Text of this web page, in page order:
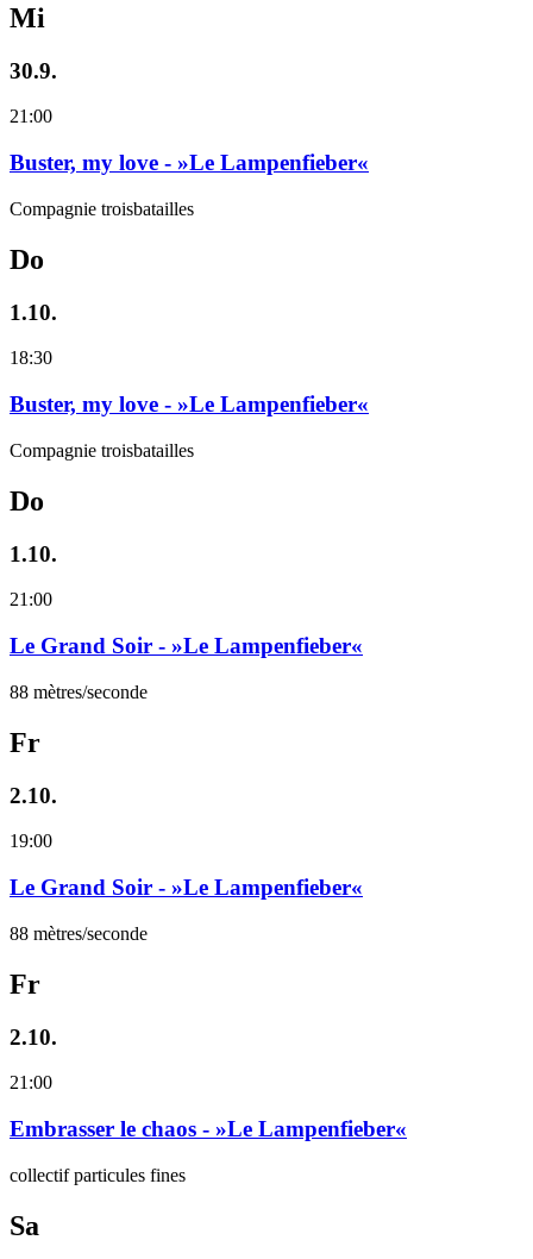
Mi
30.9.
21:00
Buster, my love - »Le Lampenfieber«
Compagnie troisbatailles
Do
1.10.
18:30
Buster, my love - »Le Lampenfieber«
Compagnie troisbatailles
Do
1.10.
21:00
Le Grand Soir - »Le Lampenfieber«
88 mètres/seconde
Fr
2.10.
19:00
Le Grand Soir - »Le Lampenfieber«
88 mètres/seconde
Fr
2.10.
21:00
Embrasser le chaos - »Le Lampenfieber«
collectif particules fines
Sa